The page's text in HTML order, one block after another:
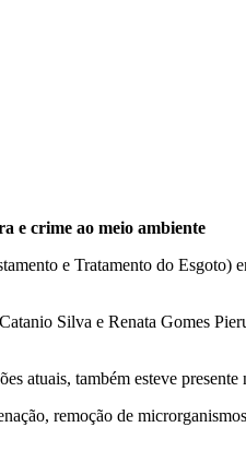
e crime ao meio ambiente
e Tratamento do
Silva e Renata Gomes
atuais, também esteve presente
remoção de